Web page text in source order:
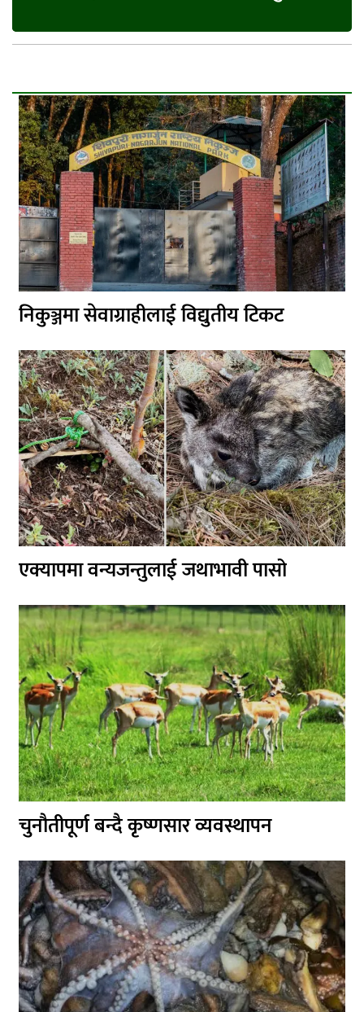
निकुञ्जमा सेवाग्राहीलाई विद्युतीय टिकट
एक्यापमा वन्यजन्तुलाई जथाभावी पासो
चुनौतीपूर्ण बन्दै कृष्णसार व्यवस्थापन